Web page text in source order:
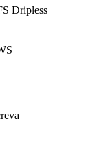
Dripless